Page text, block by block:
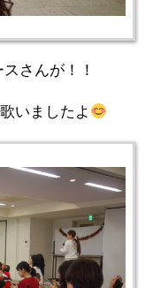
さんが！！
いましたよ